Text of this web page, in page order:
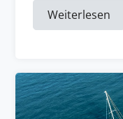
Weiterlesen